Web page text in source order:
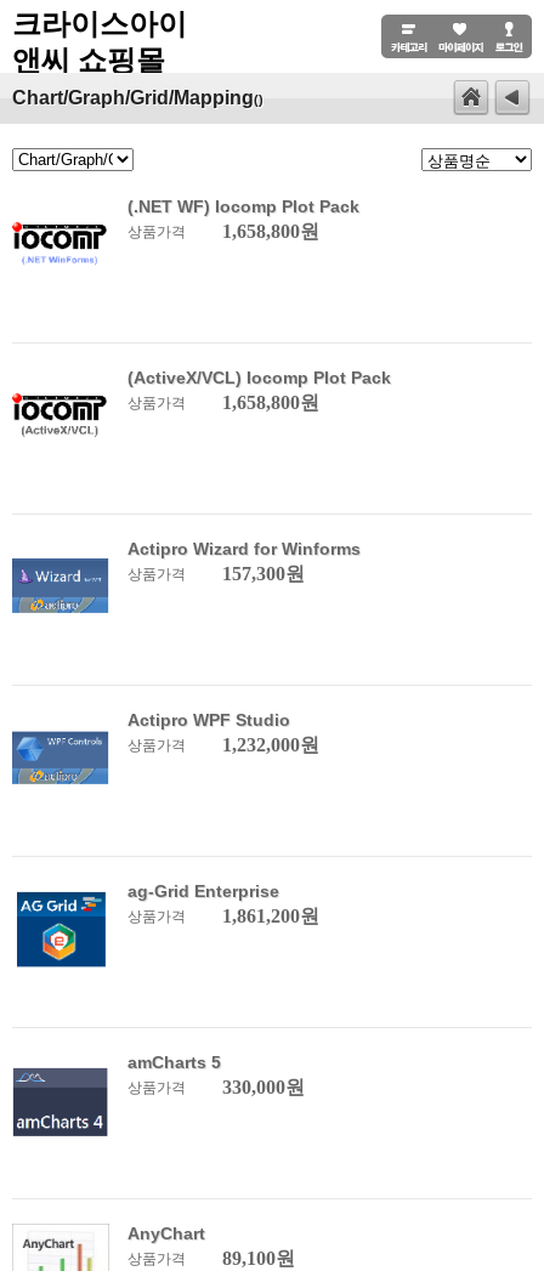
크라이스아이
앤씨 쇼핑몰
Chart/Graph/Grid/Mapping()
(.NET WF) Iocomp Plot Pack
상품가격 1,658,800원
(ActiveX/VCL) Iocomp Plot Pack
상품가격 1,658,800원
Actipro Wizard for Winforms
상품가격 157,300원
Actipro WPF Studio
상품가격 1,232,000원
ag-Grid Enterprise
상품가격 1,861,200원
amCharts 5
상품가격 330,000원
AnyChart
상품가격 89,100원